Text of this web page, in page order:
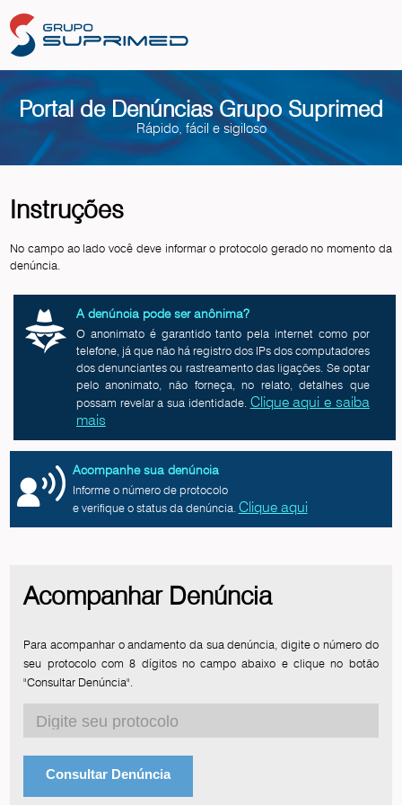
Portal de Denúncias Grupo Suprimed
Rápido, fácil e sigiloso
Instruções
No campo ao lado você deve informar o protocolo gerado no momento da
denúncia.
A denúncia pode ser anônima?
O anonimato é garantido tanto pela internet como por
telefone, já que não há registro dos IPs dos computadores
dos denunciantes ou rastreamento das ligações. Se optar
pelo anonimato, não forneça, no relato, detalhes que
possam revelar a sua identidade. Clique aqui e saiba
mais
Acompanhe sua denúncia
Informe o número de protocolo
e verifique o status da denúncia. Clique aqui
Acompanhar Denúncia
Para acompanhar o andamento da sua denúncia, digite o número do
seu protocolo com 8 dígitos no campo abaixo e clique no botão
"Consultar Denúncia".